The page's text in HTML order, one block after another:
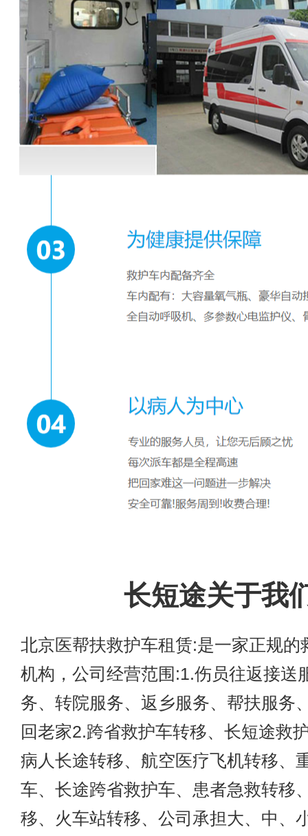
长短途关于我
北京医帮扶救护车租赁:是一家正规的
机构，公司经营范围:1.伤员往返接送
务、转院服务、返乡服务、帮扶服务
回老家2.跨省救护车转移、长短途救
病人长途转移、航空医疗飞机转移、
车、长途跨省救护车、患者急救转移
移、火车站转移、公司承担大、中、